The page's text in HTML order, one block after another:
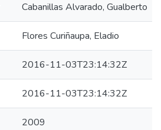
Cabanillas Alvarado, Gualberto
Flores Curiñaupa, Eladio
2016-11-03T23:14:32Z
2016-11-03T23:14:32Z
2009